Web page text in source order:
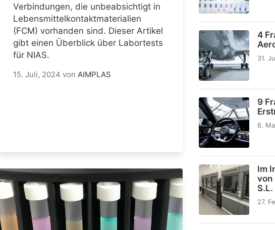
4
31.
9
6.
Im
von
S.L.
27.
Verbindungen, die unbeabsichtigt in
Lebensmittelkontaktmaterialien
(FCM) vorhanden sind. Dieser Artikel
gibt einen Überblick über Labortests
für NIAS.
15. Juli, 2024 von AIMPLAS